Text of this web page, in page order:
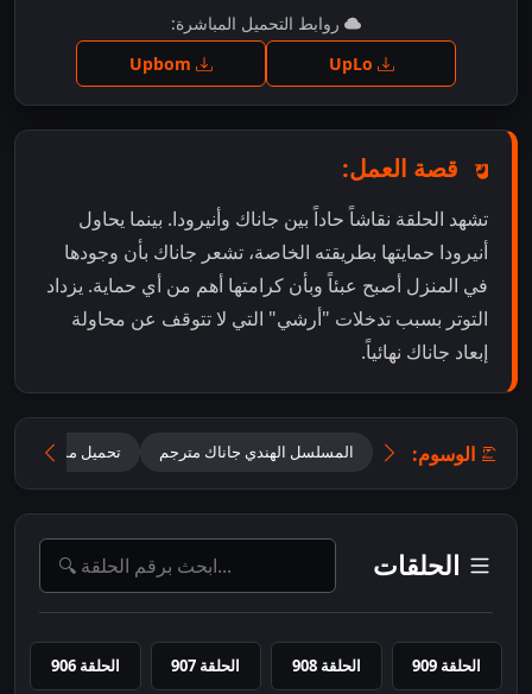
اضغط للمشاهدة
روابط التحميل المباشرة:
قصة العمل:
تشهد الحلقة نقاشاً حاداً بين جاناك وأنيرودا. بينما يحاول
أنيرودا حمايتها بطريقته الخاصة، تشعر جاناك بأن وجودها
في المنزل أصبح عبئاً وبأن كرامتها أهم من أي حماية. يزداد
التوتر بسبب تدخلات "أرشي" التي لا تتوقف عن محاولة
إبعاد جاناك نهائياً.
الوسوم: المسلسل الهندي جاناك مترجم تحميل مسلسل
الحلقات
الحلقة 909 الحلقة 908 الحلقة 907 الحلقة 906